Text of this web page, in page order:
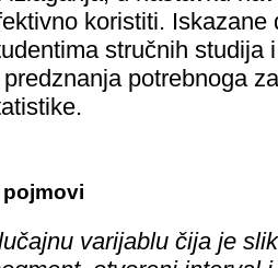
koristiti. Iskazane
stručnih studija
potrebnoga
varijablu čija je